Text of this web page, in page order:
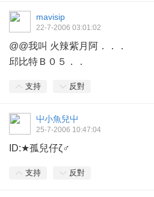
mavisip
22-7-2006 03:01:02
@@我叫 火辣紫月阿．．．
邱比特Ｂ０５．．
支持 反對
屮小魚兒屮
25-7-2006 10:47:04
ID:★孤兒仔ζ♂
支持 反對